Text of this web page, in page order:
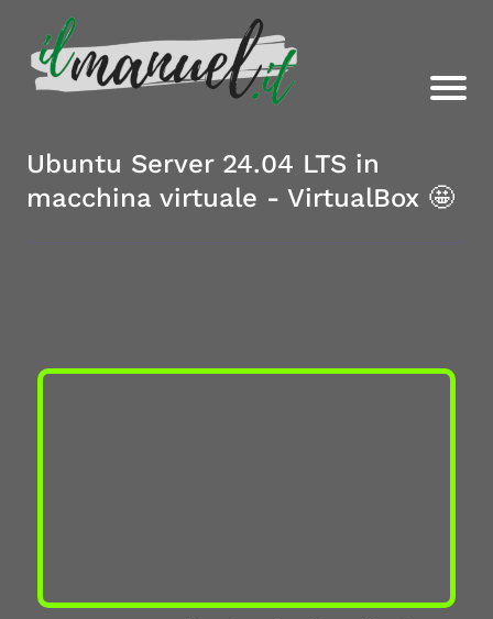
Ubuntu Server 24.04 LTS in
macchina virtuale - VirtualBox 🤩